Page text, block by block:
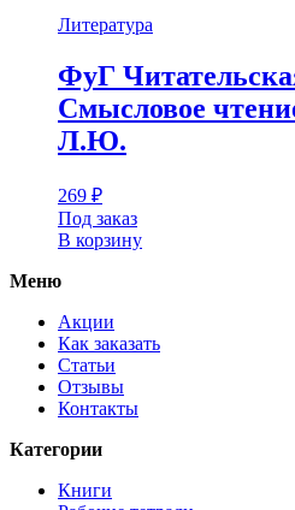
Литература
ФуГ
Смысловое
Л.Ю.
269 ₽
Под заказ
В корзину
Меню
Акции
Как заказать
Статьи
Отзывы
Контакты
Категории
Книги